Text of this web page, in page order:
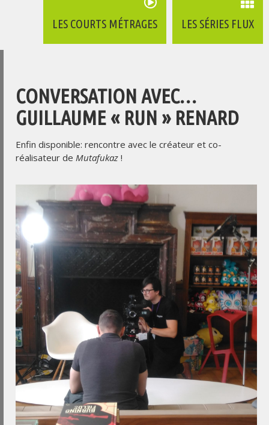
LES COURTS MÉTRAGES LES SÉRIES FLUX
CONVERSATION AVEC…
GUILLAUME « RUN » RENARD
Enfin disponible: rencontre avec le créateur et co-
réalisateur de Mutafukaz !